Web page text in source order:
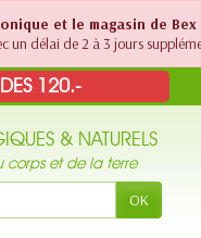
et le magasin de
un délai de 2 à 3 jours
DES 120.-
& NATURELS
corps et de la terre
OK